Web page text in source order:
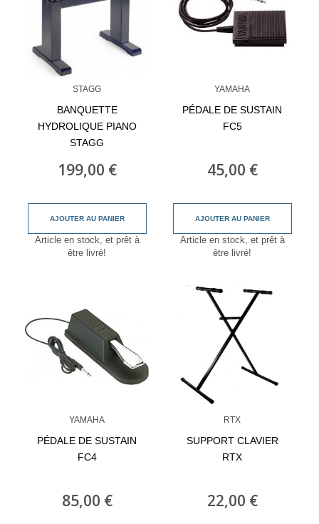
STAGG
BANQUETTE
HYDROLIQUE PIANO
STAGG
199,00 €
AJOUTER AU PANIER
Article en stock, et prêt à
être livré!
YAMAHA
PÉDALE DE SUSTAIN
FC5
45,00 €
AJOUTER AU PANIER
Article en stock, et prêt à
être livré!
YAMAHA
PÉDALE DE SUSTAIN
FC4
85,00 €
RTX
SUPPORT CLAVIER
RTX
22,00 €